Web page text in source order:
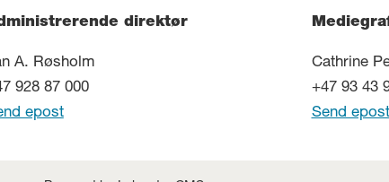
direktør
A. Røsholm
928 87 000
epost
Cathrine
+47 93 43
Send epost